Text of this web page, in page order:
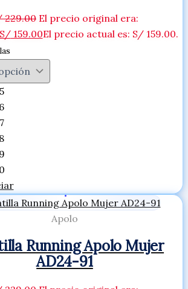
229.00 El precio original era:
S/159.00El precio actual es: S/ 159.00.
Apolo
Running Apolo Mujer
AD24-91